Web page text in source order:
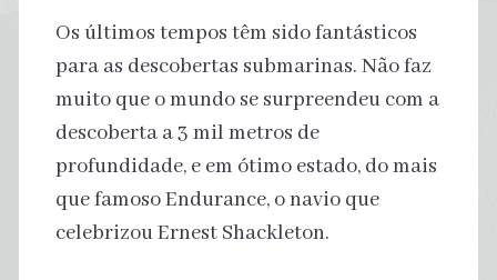
Os últimos tempos têm sido fantásticos
para as descobertas submarinas. Não faz
muito que o mundo se surpreendeu com a
descoberta a 3 mil metros de
profundidade, e em ótimo estado, do mais
que famoso Endurance, o navio que
celebrizou Ernest Shackleton.